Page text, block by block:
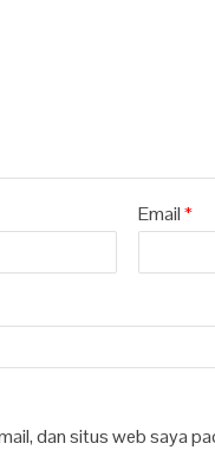
Email*
dan situs web saya